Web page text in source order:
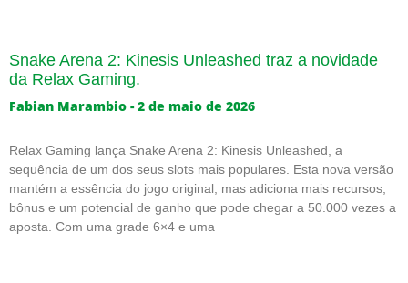
Snake Arena 2: Kinesis Unleashed traz a novidade
da Relax Gaming.
Fabian Marambio 2 de maio de 2026
Relax Gaming lança Snake Arena 2: Kinesis Unleashed, a
sequência de um dos seus slots mais populares. Esta nova versão
mantém a essência do jogo original, mas adiciona mais recursos,
bônus e um potencial de ganho que pode chegar a 50.000 vezes a
aposta. Com uma grade 6×4 e uma